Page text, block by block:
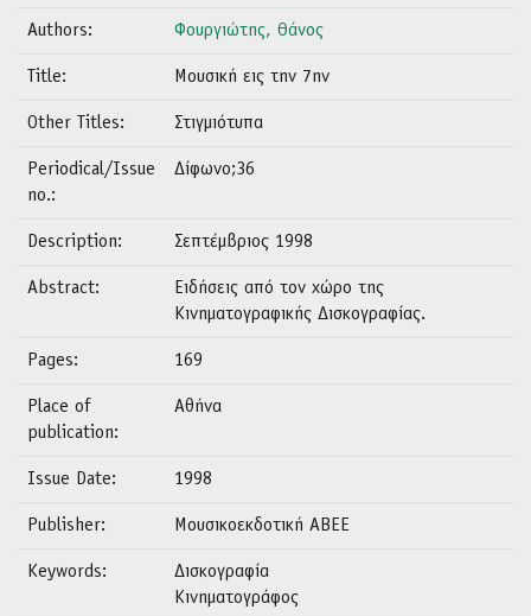
Authors: Φουργιώτης, Θάνος
Title: Μουσική εις την 7ην
Other Titles: Στιγμιότυπα
Periodical/Issue
no.:
Δίφωνο;36
Description: Σεπτέμβριος 1998
Abstract:
Ειδήσεις από τον χώρο της
Κινηματογραφικής Δισκογραφίας.
Pages: 169
Place of
publication:
Αθήνα
Issue Date: 1998
Publisher: Μουσικοεκδοτική ΑΒΕΕ
Keywords:
Δισκογραφία
Κινηματογράφος